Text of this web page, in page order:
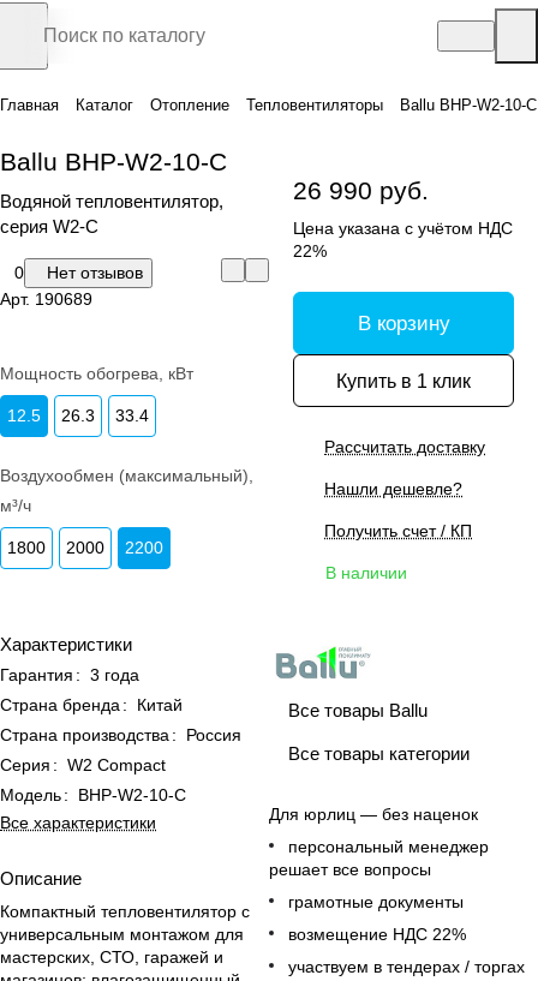
Главная Каталог Отопление Тепловентиляторы Ballu BHP-W2-10-С
Ballu BHP-W2-10-С
Водяной тепловентилятор,
серия W2-C
0
Нет отзывов
Арт. 190689
Мощность обогрева, кВт
12.5 26.3 33.4
Воздухообмен (максимальный),
м³/ч
1800 2000 2200
Характеристики
Гарантия : 3 года
Страна бренда :
Китай
Страна производства :
Россия
Серия : W2 Compact
Модель:
BHP-W2-10-С
Все характеристики
Описание
Компактный тепловентилятор с
универсальным монтажом для
мастерских, СТО, гаражей и
26 990 руб.
Цена указана с учётом НДС
22%
В корзину
Купить в 1 клик
Рассчитать доставку
Нашли дешевле?
Получить счет / КП
В наличии
Все товары Ballu
Все товары категории
Для юрлиц — без наценок
персональный менеджер
решает все вопросы
грамотные документы
возмещение НДС 22%
участвуем в тендерах / торгах